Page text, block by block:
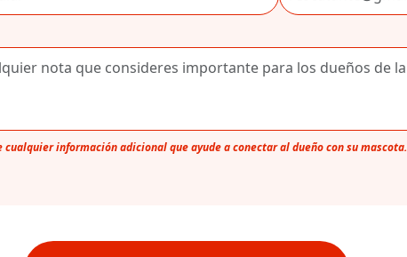
cualquier información adicional que ayude a conectar al dueño con su mascota.